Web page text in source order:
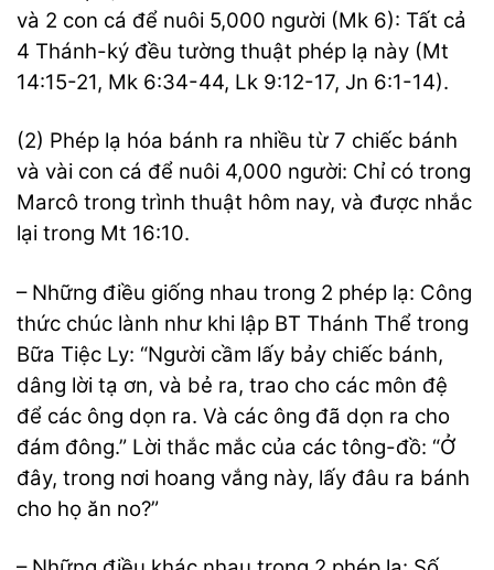
và 2 con cá để nuôi 5,000 người (Mk 6): Tất cả
4 Thánh-ký đều tường thuật phép lạ này (Mt
14:15-21, Mk 6:34-44, Lk 9:12-17, Jn 6:1-14).
(2) Phép lạ hóa bánh ra nhiều từ 7 chiếc bánh
và vài con cá để nuôi 4,000 người: Chỉ có trong
Marcô trong trình thuật hôm nay, và được nhắc
lại trong Mt 16:10.
– Những điều giống nhau trong 2 phép lạ: Công
thức chúc lành như khi lập BT Thánh Thể trong
Bữa Tiệc Ly: “Người cầm lấy bảy chiếc bánh,
dâng lời tạ ơn, và bẻ ra, trao cho các môn đệ
để các ông dọn ra. Và các ông đã dọn ra cho
đám đông.” Lời thắc mắc của các tông-đồ: “Ở
đây, trong nơi hoang vắng này, lấy đâu ra bánh
cho họ ăn no?”